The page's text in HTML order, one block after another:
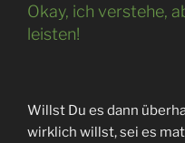
Okay, ich verstehe,
leisten!
Willst Du es dann
wirklich willst, sei es